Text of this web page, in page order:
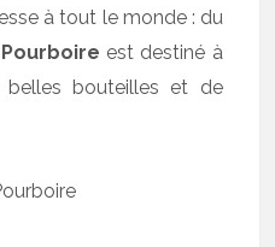
à tout le monde : du
est destiné à
bouteilles et de